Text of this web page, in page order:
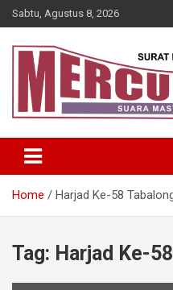
Skip
to
Sabtu, Agustus 8, 2026
Mercu Benua
Home Harjad Ke-58
Tag: Harjad Ke-